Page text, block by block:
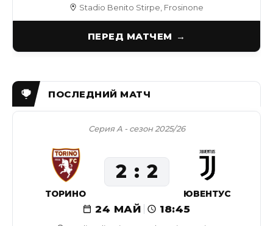
Stadio Benito Stirpe, Frosinone
ПЕРЕД МАТЧЕМ
Серия А - сезон 2025/26
24 МАЙ 18:45
ТОРИНО
2 2
ЮВЕНТУС